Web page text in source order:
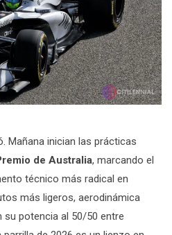
Mañana inician las prácticas
de Australia, marcando el
técnico más radical en
más ligeros, aerodinámica
su potencia al 50/50 entre